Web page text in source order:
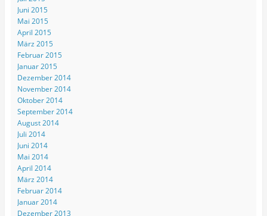
Juni 2015
Mai 2015
April 2015
März 2015
Februar 2015
Januar 2015
Dezember 2014
November 2014
Oktober 2014
September 2014
August 2014
Juli 2014
Juni 2014
Mai 2014
April 2014
März 2014
Februar 2014
Januar 2014
Dezember 2013